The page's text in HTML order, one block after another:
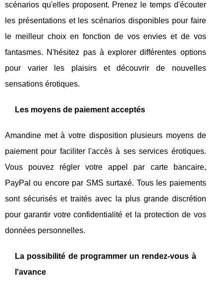
scénarios qu'elles proposent. Prenez le temps d'écouter
les présentations et les scénarios disponibles pour faire
le meilleur choix en fonction de vos envies et de vos
fantasmes. N'hésitez pas à explorer différentes options
pour varier les plaisirs et découvrir de nouvelles
sensations érotiques.
Les moyens de paiement acceptés
Amandine met à votre disposition plusieurs moyens de
paiement pour faciliter l'accès à ses services érotiques.
Vous pouvez régler votre appel par carte bancaire,
PayPal ou encore par SMS surtaxé. Tous les paiements
sont sécurisés et traités avec la plus grande discrétion
pour garantir votre confidentialité et la protection de vos
données personnelles.
La possibilité de programmer un rendez-vous à
l'avance